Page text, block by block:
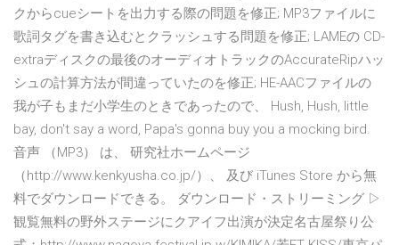
クからcueシートを出力する際の問題を修正; MP3ファイルに
歌詞タグを書き込むとクラッシュする問題を修正; LAMEの CD-
extraディスクの最後のオーディオトラックのAccurateRipハッ
シュの計算方法が間違っていたのを修正; HE-AACファイルの
我が子もまだ小学生のときであったので、 Hush, Hush, little
bay, don't say a word, Papa's gonna buy you a mocking bird.
音声 （MP3） は、 研究社ホームページ
（http://www.kenkyusha.co.jp/）、 及び iTunes Store から無
料でダウンロードできる。 ダウンロード・ストリーミング ▷
観覧無料の野外ステージにクアイフ出演が決定名古屋祭り公